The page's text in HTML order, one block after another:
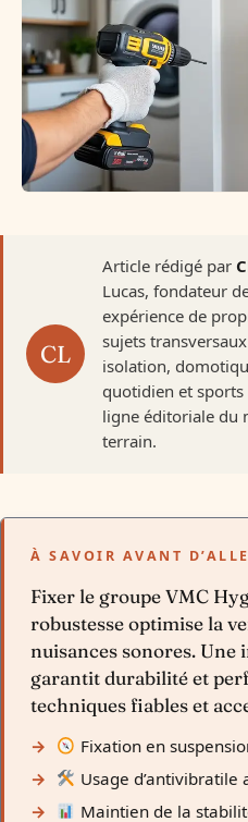
Article rédigé par
Lucas, fondateur
expérience de
sujets
isolation,
quotidien et
ligne éditoriale du
terrain.
À SAVOIR AVANT
Fixer le groupe VMC
robustesse optimise la
nuisances sonores. Une
garantit durabilité et
techniques fiables et
Fixation en
Usage d’antivibratile
Maintien de la